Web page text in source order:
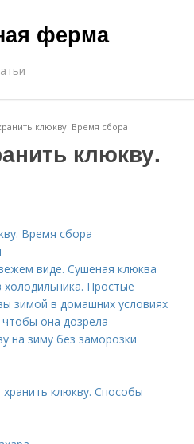
ферма
клюкву. Время сбора
клюкву.
Время сбора
виде. Сушеная клюква
холодильника. Простые
зимой в домашних условиях
чтобы она дозрела
на зиму без заморозки
клюкву. Способы